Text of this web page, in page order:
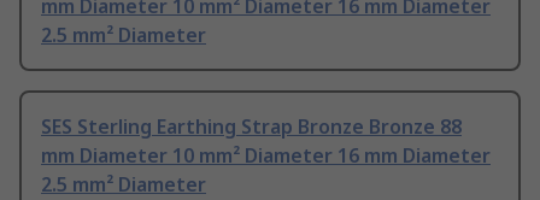
mm Diameter 10 mm² Diameter 16 mm Diameter
2.5 mm² Diameter
SES Sterling Earthing Strap Bronze Bronze 88
mm Diameter 10 mm² Diameter 16 mm Diameter
2.5 mm² Diameter